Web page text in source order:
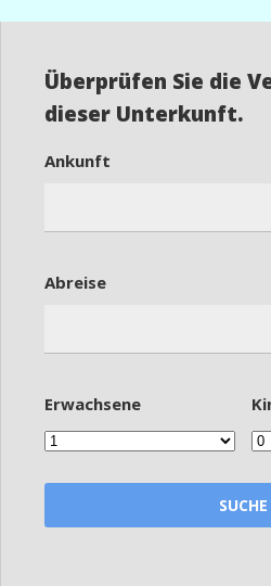
Überprüfen Sie die
dieser Unterkunft.
Ankunft
Abreise
Erwachsene